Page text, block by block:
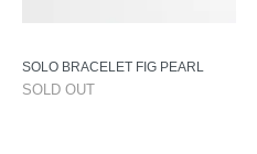
SOLO BRACELET FIG PEARL
SOLD OUT